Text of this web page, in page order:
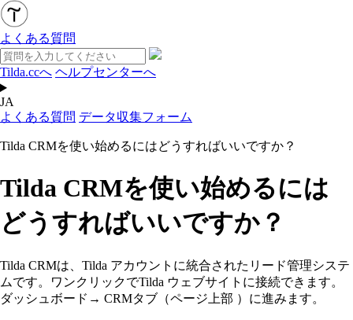
よくある質問
Tilda.ccへ ヘルプセンターへ
JA
よくある質問 データ収集フォーム
Tilda CRMを使い始めるにはどうすればいいですか？
Tilda CRMを使い始めるには
どうすればいいですか？
Tilda CRMは、Tilda アカウントに統合されたリード管理システ
ムです。ワンクリックでTilda ウェブサイトに接続できます。
ダッシュボード → CRMタブ（ページ上部 ）に進みます。